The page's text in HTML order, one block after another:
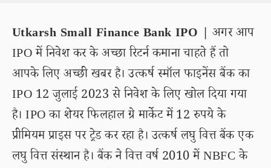
Utkarsh Small Finance Bank IPO | अगर आप
IPO में निवेश कर के अच्छा रिटर्न कमाना चाहते हैं तो
आपके लिए अच्छी खबर है। उत्कर्ष स्मॉल फाइनेंस बैंक का
IPO 12 जुलाई 2023 से निवेश के लिए खोल दिया गया
है। IPO का शेयर फिलहाल ग्रे मार्केट में 12 रुपये के
प्रीमियम प्राइस पर ट्रेड कर रहा है। उत्कर्ष लघु वित्त बैंक एक
लघु वित्त संस्थान है। बैंक ने वित्त वर्ष 2010 में NBFC के